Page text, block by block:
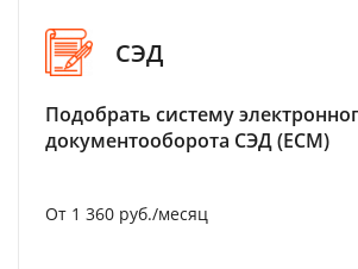
СЭД
Подобрать систему
документооборота СЭД (ECM)
От 1 360 руб./месяц